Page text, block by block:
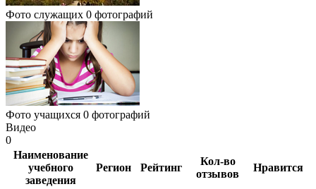
Фото служащих 0 фотографий
Фото учащихся 0 фотографий
Видео
0
Наименование
учебного
заведения
Регион Рейтинг
Кол-во
отзывов
Нравится